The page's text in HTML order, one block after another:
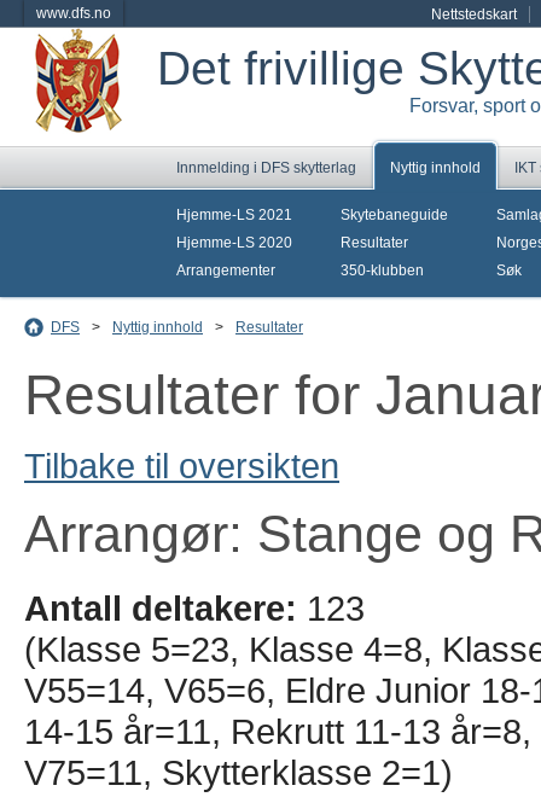
www.dfs.no Nettstedskart
Det frivillige
Forsvar, sport
Innmelding i DFS skytterlag Nyttig innhold
Hjemme-LS 2021
Hjemme-LS 2020
Arrangementer
Skytebaneguide
Resultater
350-klubben
Søk
DFS > Nyttig innhold > Resultater
Resultater for
Tilbake til oversikten
Arrangør: Stange og
Antall deltakere: 123
(Klasse 5=23, Klasse 4=8,
V55=14, V65=6, Eldre Junior
14-15 år=11, Rekrutt 11-13
V75=11, Skytterklasse 2=1)